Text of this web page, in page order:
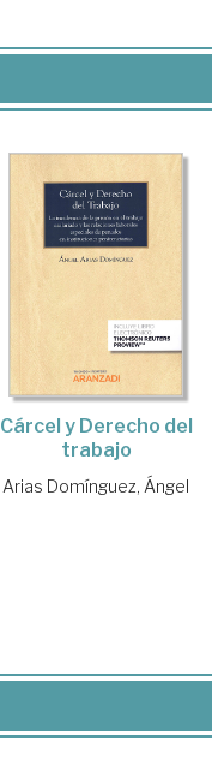
Cárcel y Derecho del
trabajo
Arias Domínguez, Ángel